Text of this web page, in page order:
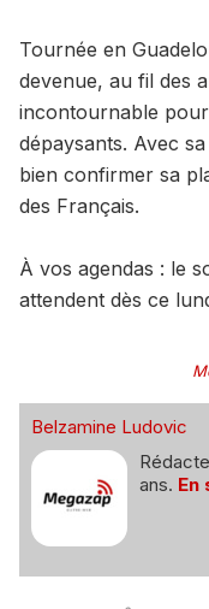
Tournée en
devenue, au fil des
incontournable
dépaysants. Avec
bien confirmer sa
des Français.
À vos agendas : le
attendent dès ce
Belzamine Ludovic
ans. En